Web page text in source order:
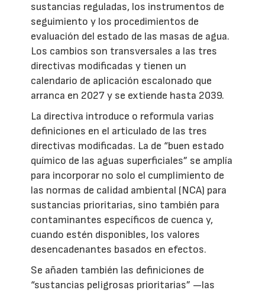
sustancias reguladas, los instrumentos de
seguimiento y los procedimientos de
evaluación del estado de las masas de agua.
Los cambios son transversales a las tres
directivas modificadas y tienen un
calendario de aplicación escalonado que
arranca en 2027 y se extiende hasta 2039.
La directiva introduce o reformula varias
definiciones en el articulado de las tres
directivas modificadas. La de “buen estado
químico de las aguas superficiales” se amplía
para incorporar no solo el cumplimiento de
las normas de calidad ambiental (NCA) para
sustancias prioritarias, sino también para
contaminantes específicos de cuenca y,
cuando estén disponibles, los valores
desencadenantes basados en efectos.
Se añaden también las definiciones de
“sustancias peligrosas prioritarias” —las